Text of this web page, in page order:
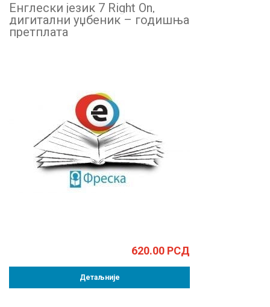
Енглески језик 7 Right On,
дигитални уџбеник – годишња
претплата
620.00 РСД
Детаљније